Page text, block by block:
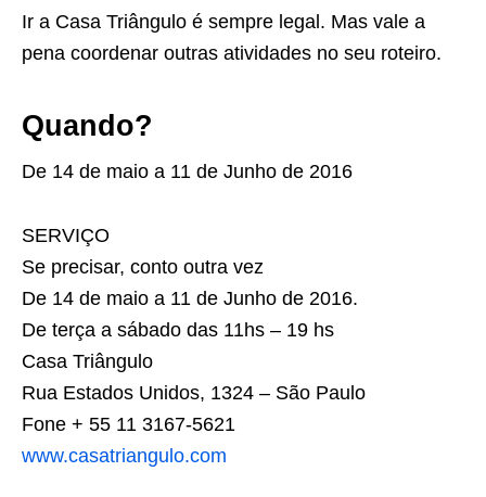
Ir a Casa Triângulo é sempre legal. Mas vale a
pena coordenar outras atividades no seu roteiro.
Quando?
De 14 de maio a 11 de Junho de 2016
SERVIÇO
Se precisar, conto outra vez
De 14 de maio a 11 de Junho de 2016.
De terça a sábado das 11hs – 19 hs
Casa Triângulo
Rua Estados Unidos, 1324 – São Paulo
Fone + 55 11 3167-5621
www.casatriangulo.com